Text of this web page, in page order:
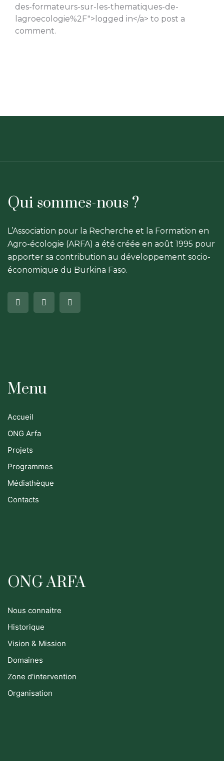
des-formateurs-sur-les-thematiques-de-
lagroecologie%2F">logged in</a> to post a
comment.
Qui sommes-nous ?
L’Association pour la Recherche et la Formation en
Agro-écologie (ARFA) a été créée en août 1995 pour
apporter sa contribution au développement socio-
économique du Burkina Faso.
Menu
Accueil
ONG Arfa
Projets
Programmes
Médiathèque
Contacts
ONG ARFA
Nous connaitre
Historique
Vision & Mission
Domaines
Zone d'intervention
Organisation